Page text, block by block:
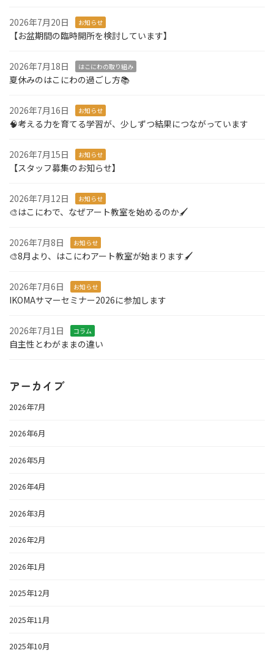
2026年7月20日 お知らせ
【お盆期間の臨時開所を検討しています】
2026年7月18日 はこにわの取り組み
夏休みのはこにわの過ごし方📚
2026年7月16日 お知らせ
🧠考える力を育てる学習が、少しずつ結果につながっています
2026年7月15日 お知らせ
【スタッフ募集のお知らせ】
2026年7月12日 お知らせ
🎨はこにわで、なぜアート教室を始めるのか🖌️
2026年7月8日 お知らせ
🎨8月より、はこにわアート教室が始まります🖌️
2026年7月6日 お知らせ
IKOMAサマーセミナー2026に参加します
2026年7月1日 コラム
自主性とわがままの違い
アーカイブ
2026年7月
2026年6月
2026年5月
2026年4月
2026年3月
2026年2月
2026年1月
2025年12月
2025年11月
2025年10月